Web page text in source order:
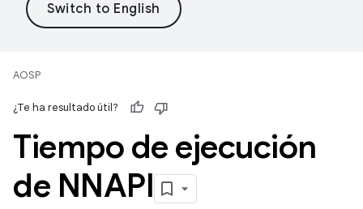
AOSP
¿Te ha resultado útil?
Tiempo de ejecución
de NNAPI